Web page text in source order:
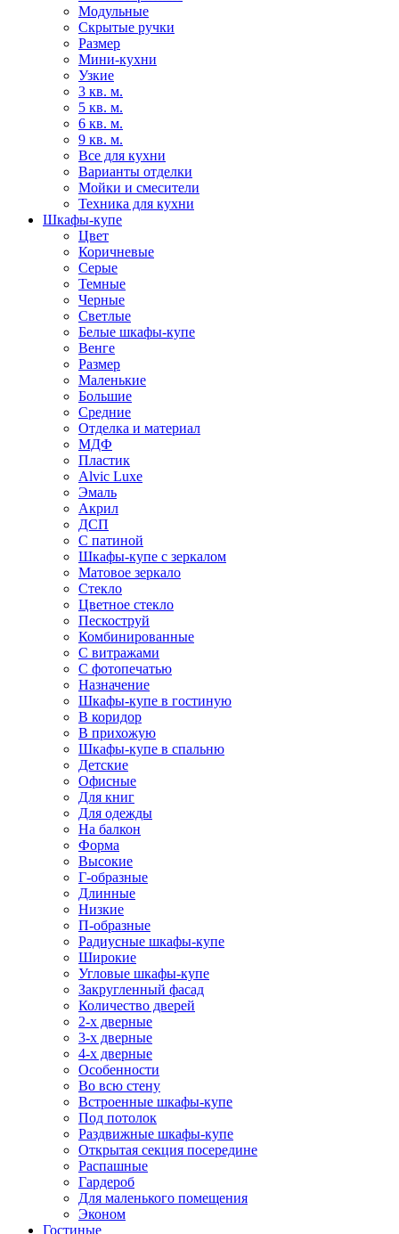
Модульные
Скрытые ручки
Размер
Мини-кухни
Узкие
3 кв. м.
5 кв. м.
6 кв. м.
9 кв. м.
Все для кухни
Варианты отделки
Мойки и смесители
Техника для кухни
Шкафы-купе
Цвет
Коричневые
Серые
Темные
Черные
Светлые
Белые шкафы-купе
Венге
Размер
Маленькие
Большие
Средние
Отделка и материал
МДФ
Пластик
Alvic Luxe
Эмаль
Акрил
ДСП
С патиной
Шкафы-купе с зеркалом
Матовое зеркало
Стекло
Цветное стекло
Пескоструй
Комбинированные
С витражами
С фотопечатью
Назначение
Шкафы-купе в гостиную
В коридор
В прихожую
Шкафы-купе в спальню
Детские
Офисные
Для книг
Для одежды
На балкон
Форма
Высокие
Г-образные
Длинные
Низкие
П-образные
Радиусные шкафы-купе
Широкие
Угловые шкафы-купе
Закругленный фасад
Количество дверей
2-х дверные
3-х дверные
4-х дверные
Особенности
Во всю стену
Встроенные шкафы-купе
Под потолок
Раздвижные шкафы-купе
Открытая секция посередине
Распашные
Гардероб
Для маленького помещения
Эконом
Гостиные